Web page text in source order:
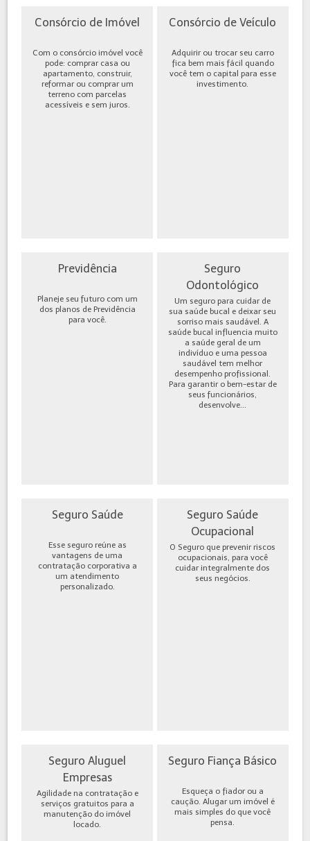
Consórcio de Imóvel
Com o consórcio imóvel você
pode: comprar casa ou
apartamento, construir,
reformar ou comprar um
terreno com parcelas
acessíveis e sem juros.
Consórcio de Veículo
Adquirir ou trocar seu carro
fica bem mais fácil quando
você tem o capital para esse
investimento.
Previdência
Planeje seu futuro com um
dos planos de Previdência
para você.
Seguro
Odontológico
Um seguro para cuidar de
sua saúde bucal e deixar seu
sorriso mais saudável. A
saúde bucal influencia muito
a saúde geral de um
indivíduo e uma pessoa
saudável tem melhor
desempenho profissional.
Para garantir o bem-estar de
seus funcionários,
desenvolve...
Seguro Saúde
Esse seguro reúne as
vantagens de uma
contratação corporativa a
um atendimento
personalizado.
Seguro Saúde
Ocupacional
O Seguro que prevenir riscos
ocupacionais, para você
cuidar integralmente dos
seus negócios.
Seguro Aluguel
Empresas
Agilidade na contratação e
serviços gratuitos para a
manutenção do imóvel
locado.
Seguro Fiança Básico
Esqueça o fiador ou a
caução. Alugar um imóvel é
mais simples do que você
pensa.